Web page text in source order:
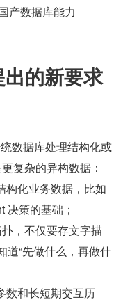
产数据库能力
的新要求
数据库处理结构化或
复杂的异构数据：
构化业务数据，比如
决策的基础；
，不仅要存文字描
道“先做什么，再做什
数和长短期交互历